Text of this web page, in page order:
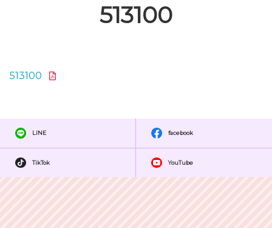
513100
513100
LINE facebook
TikTok YouTube